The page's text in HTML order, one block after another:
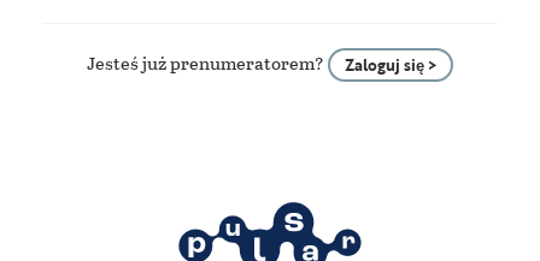
Jesteś już prenumeratorem? Zaloguj się >